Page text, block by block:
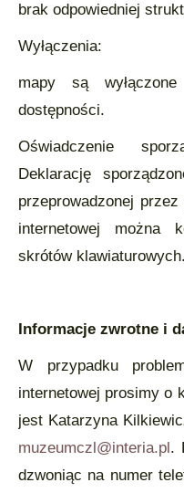
brak odpowiedniej
Wyłączenia:
mapy są
dostępności.
Oświadczenie
Deklarację
przeprowadzonej
internetowej można
skrótów klawiaturowych.
Informacje zwrotne i
W przypadku
internetowej prosimy o
jest Katarzyna
muzeumczl@interia.pl.
dzwoniąc na numer